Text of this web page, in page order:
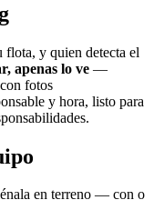
flota, y quien detecta el
apenas lo ve —
fotos
y hora, listo para
en terreno — con o